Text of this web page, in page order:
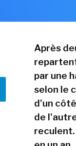
Après
par une
selon le
d'un
de
reculent.